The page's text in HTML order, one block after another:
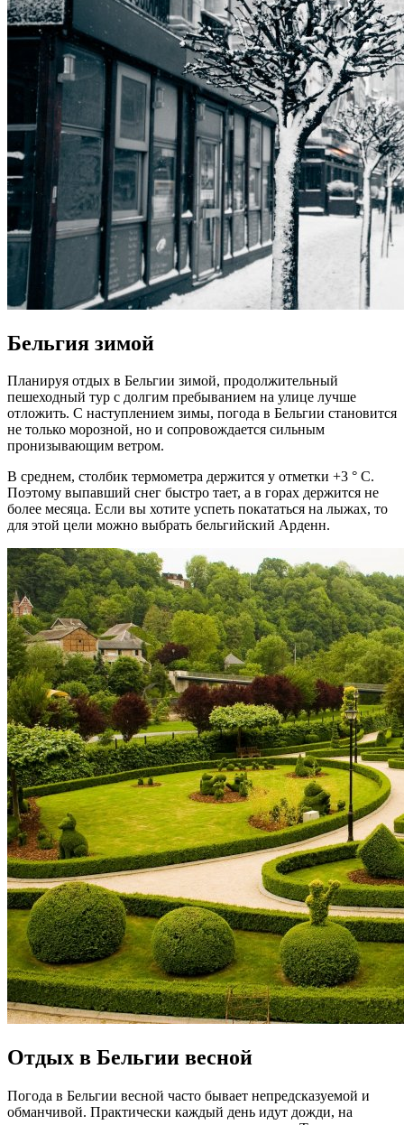
Бельгия зимой
Планируя отдых в Бельгии зимой, продолжительный
пешеходный тур с долгим пребыванием на улице лучше
отложить. С наступлением зимы, погода в Бельгии становится
не только морозной, но и сопровождается сильным
пронизывающим ветром.
В среднем, столбик термометра держится у отметки +3 ° С.
Поэтому выпавший снег быстро тает, а в горах держится не
более месяца. Если вы хотите успеть покататься на лыжах, то
для этой цели можно выбрать бельгийский Арденн.
Отдых в Бельгии весной
Погода в Бельгии весной часто бывает непредсказуемой и
обманчивой. Практически каждый день идут дожди, на